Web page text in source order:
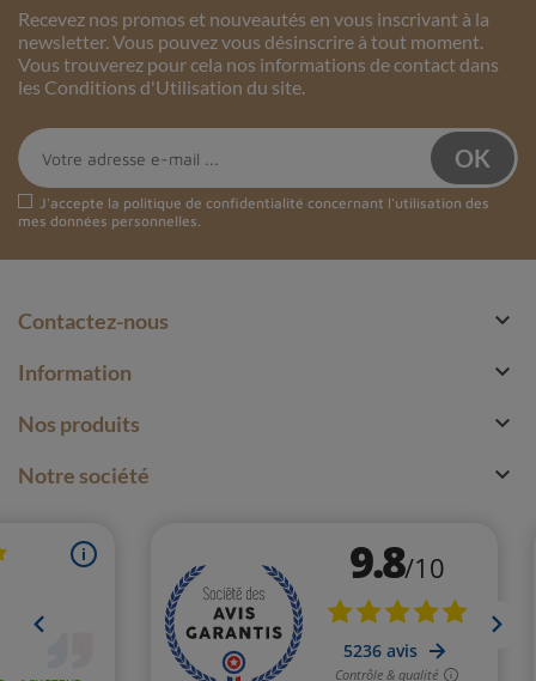
Recevez nos promos et nouveautés en vous inscrivant à la
newsletter. Vous pouvez vous désinscrire à tout moment.
Vous trouverez pour cela nos informations de contact dans
les Conditions d'Utilisation du site.
J'accepte la politique de confidentialité concernant l'utilisation des
mes données personnelles.
Contactez-nous 
Information 
Nos produits 
Notre société 